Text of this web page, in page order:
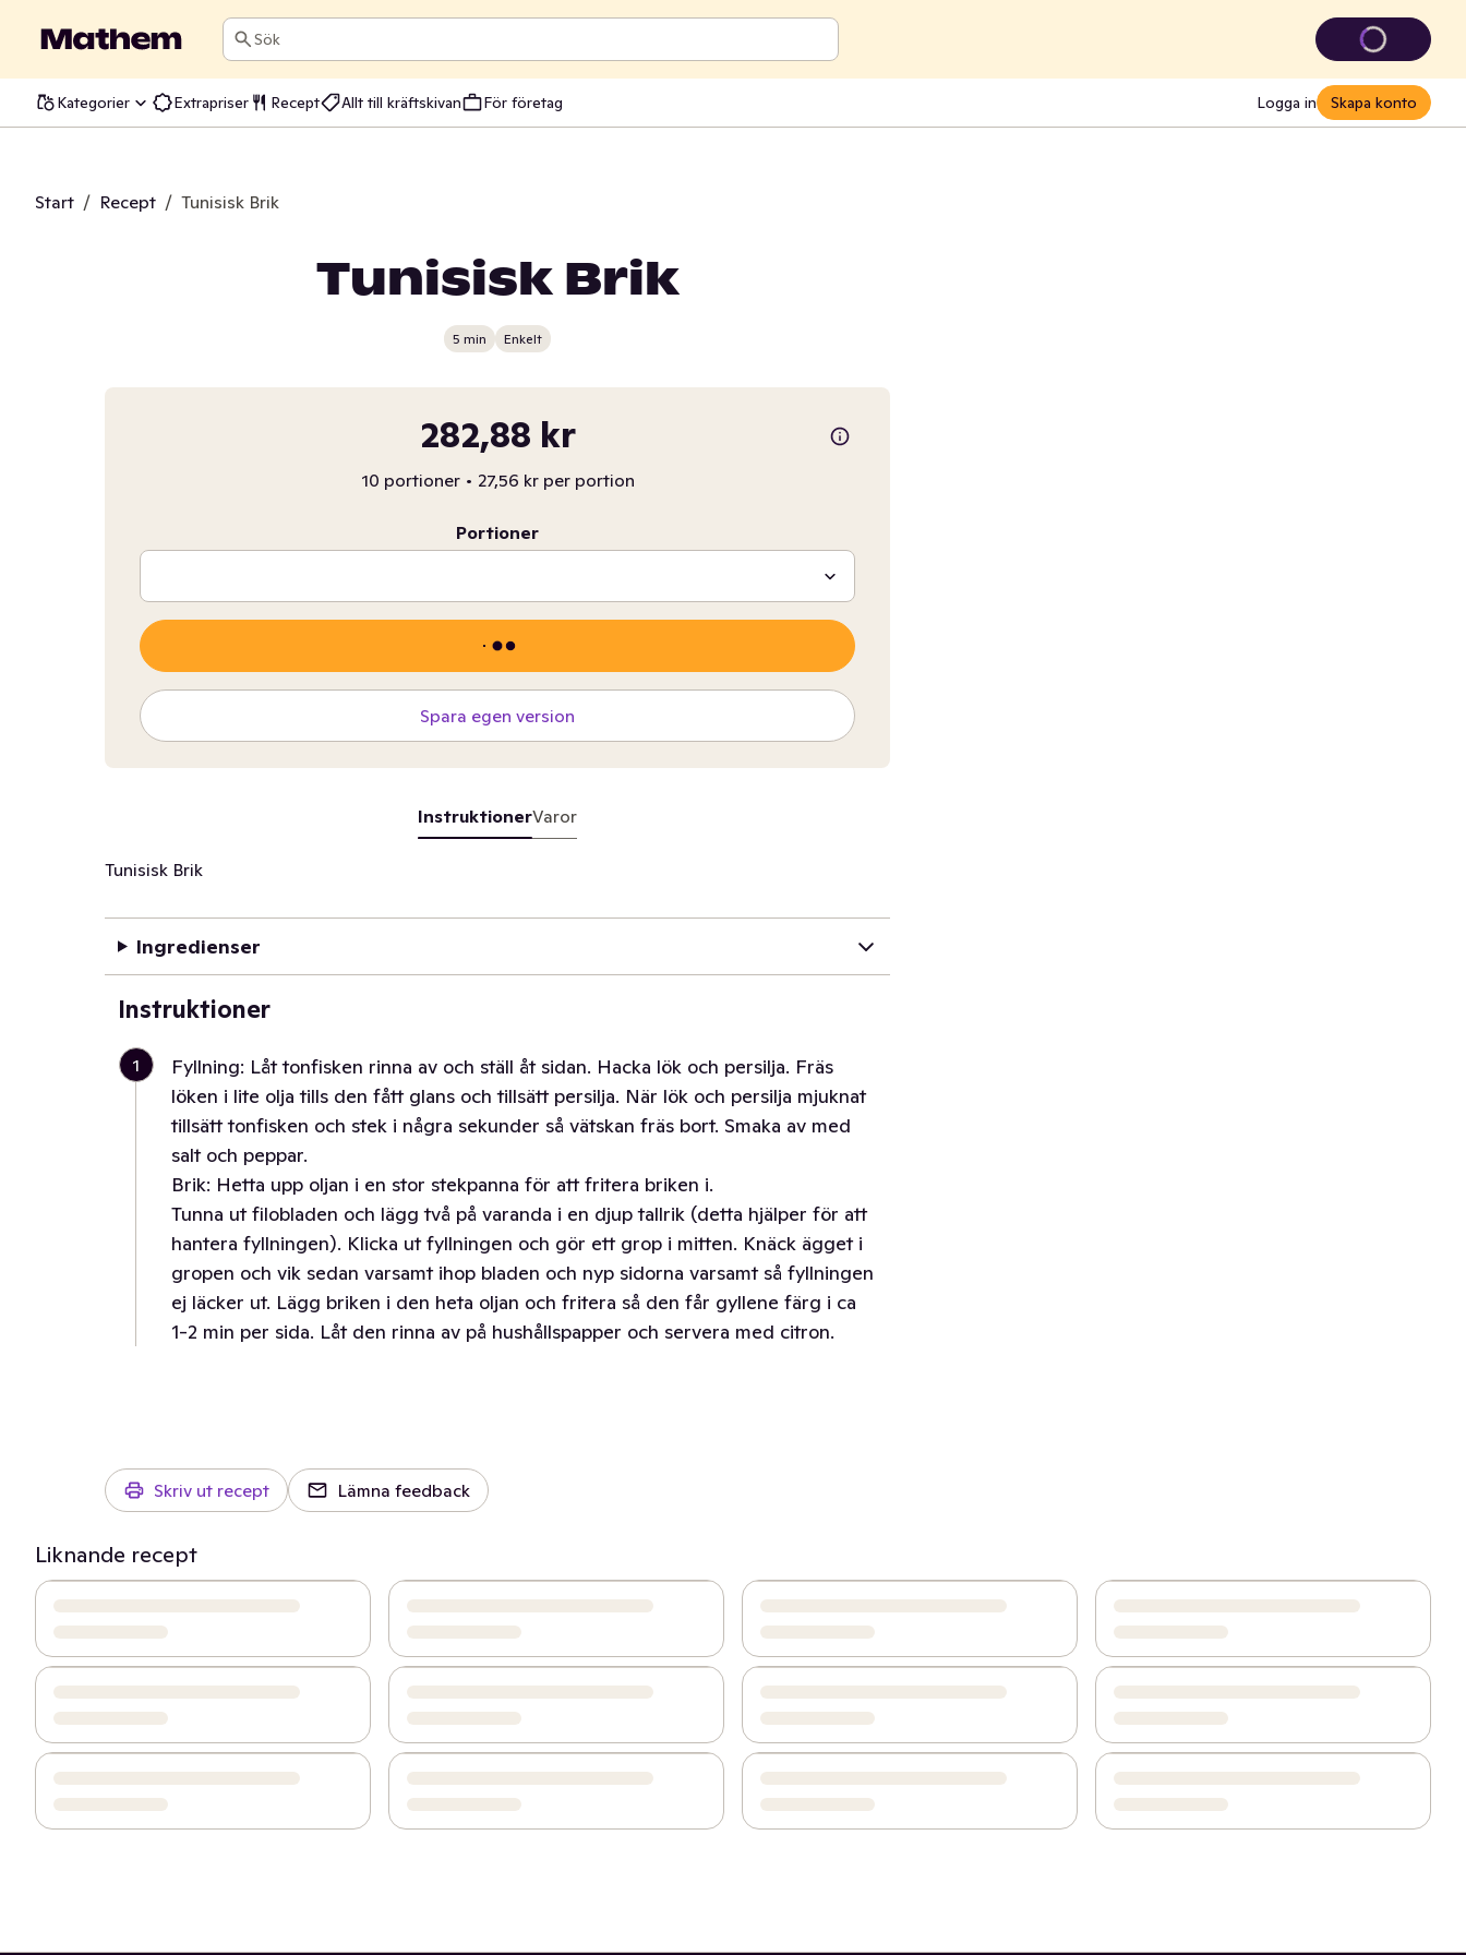
Sök
Kategorier Extrapriser Recept Allt till kräftskivan För företag Logga in Skapa konto
Start / Recept / Tunisisk Brik
Tunisisk Brik
5 min Enkelt
282,88 kr
10 portioner • 27,56 kr per portion
Portioner
Spara egen version
InstruktionerVaror
Tunisisk Brik
Ingredienser
Instruktioner
1
Fyllning: Låt tonfisken rinna av och ställ åt sidan. Hacka lök och persilja. Fräs
löken i lite olja tills den fått glans och tillsätt persilja. När lök och persilja mjuknat
tillsätt tonfisken och stek i några sekunder så vätskan fräs bort. Smaka av med
salt och peppar.
Brik: Hetta upp oljan i en stor stekpanna för att fritera briken i.
Tunna ut filobladen och lägg två på varanda i en djup tallrik (detta hjälper för att
hantera fyllningen). Klicka ut fyllningen och gör ett grop i mitten. Knäck ägget i
gropen och vik sedan varsamt ihop bladen och nyp sidorna varsamt så fyllningen
ej läcker ut. Lägg briken i den heta oljan och fritera så den får gyllene färg i ca
1-2 min per sida. Låt den rinna av på hushållspapper och servera med citron.
Skriv ut recept Lämna feedback
Liknande recept